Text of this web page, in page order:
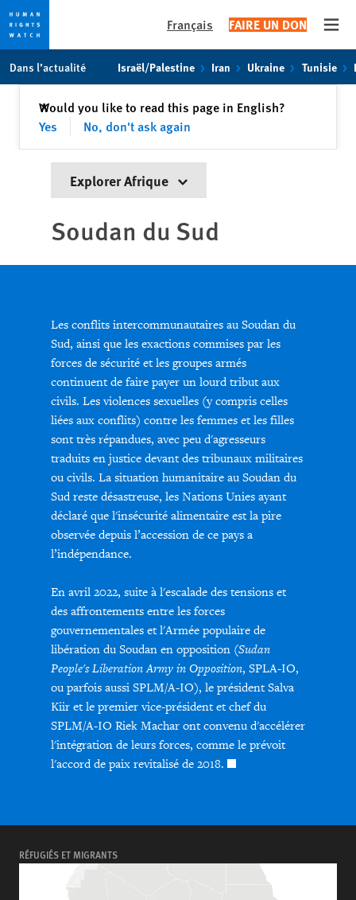
toto
content
Français FAIRE UN DON
Dans l’actualité Israël/Palestine Iran Ukraine Tunisie
Would you like to read this page in English?
Yes
No, don't ask again
✕Fermer
Explorer Afrique
Soudan du Sud
Les conflits intercommunautaires au Soudan du
Sud, ainsi que les exactions commises par les
forces de sécurité et les groupes armés
continuent de faire payer un lourd tribut aux
civils. Les violences sexuelles (y compris celles
liées aux conflits) contre les femmes et les filles
sont très répandues, avec peu d'agresseurs
traduits en justice devant des tribunaux militaires
ou civils. La situation humanitaire au Soudan du
Sud reste désastreuse, les Nations Unies ayant
déclaré que l'insécurité alimentaire est la pire
observée depuis l’accession de ce pays a
l’indépendance.
En avril 2022, suite à l'escalade des tensions et
des affrontements entre les forces
gouvernementales et l'Armée populaire de
libération du Soudan en opposition (Sudan
People's Liberation Army in Opposition, SPLA-IO,
ou parfois aussi SPLM/A-IO), le président Salva
Kiir et le premier vice-président et chef du
SPLM/A-IO Riek Machar ont convenu d'accélérer
l'intégration de leurs forces, comme le prévoit
l'accord de paix revitalisé de 2018.
RÉFUGIÉS ET MIGRANTS